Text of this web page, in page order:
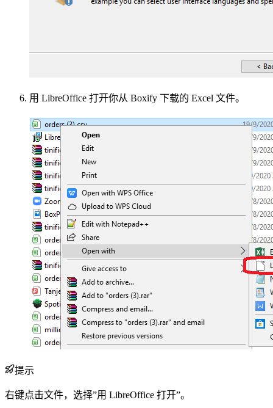
用 LibreOffice 打开你从 Boxify 下载的 Excel 文件。
提示
右键点击文件，选择”用 LibreOffice 打开”。